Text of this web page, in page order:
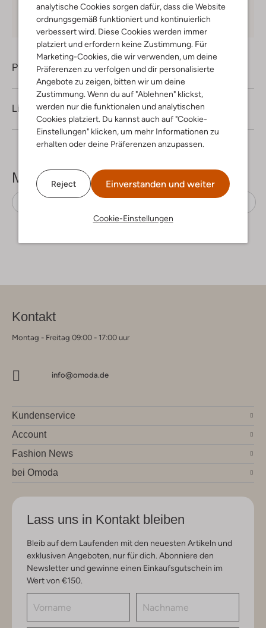
analytische Cookies sorgen dafür, dass die Website
ordnungsgemäß funktioniert und kontinuierlich
verbessert wird. Diese Cookies werden immer
platziert und erfordern keine Zustimmung. Für
Marketing-Cookies, die wir verwenden, um deine
Präferenzen zu verfolgen und dir personalisierte
Angebote zu zeigen, bitten wir um deine
Zustimmung. Wenn du auf "Ablehnen" klickst,
werden nur die funktionalen und analytischen
Cookies platziert. Du kannst auch auf "Cookie-
Einstellungen" klicken, um mehr Informationen zu
erhalten oder deine Präferenzen anzupassen.
Reject Einverstanden und weiter
Cookie-Einstellungen
Kauf auf Rechnung 30 TagenRückgaberecht
Produktinformation
Lieferung & Rückgabe
Mehr sehen
Kontakt
Montag - Freitag 09:00 - 17:00 uur
info@omoda.de
Kundenservice
Account
Fashion News
bei Omoda
Lass uns in Kontakt bleiben
Bleib auf dem Laufenden mit den neuesten Artikeln und
exklusiven Angeboten, nur für dich. Abonniere den
Newsletter und gewinne einen Einkaufsgutschein im
Wert von €150.